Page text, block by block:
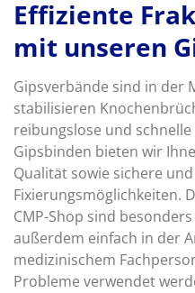
Effiziente
mit unseren
Gipsverbände sind in der
stabilisieren
reibungslose und
Gipsbinden bieten wir
Qualität sowie sichere
Fixierungsmöglichkeiten.
CMP-Shop sind
außerdem einfach in der
medizinischem
Probleme verwendet